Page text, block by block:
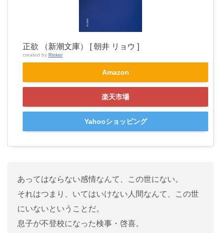
正欲 （新潮文庫） [ 朝井 リョウ ]
created by Rinker
Amazon
楽天市場
Yahooショッピング
あってはならない感情なんて、この世にない。
それはつまり、いてはいけない人間なんて、この世
にいないということだ。
息子が不登校になった検事・啓喜。